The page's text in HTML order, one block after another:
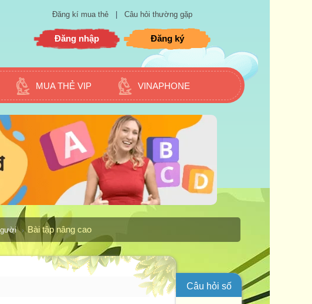
Đăng kí mua thẻ Câu hỏi thường gặp
Đăng nhập Đăng ký
MUA THẺ VIP VINAPHONE
Bài tập nâng cao
Câu hỏi số